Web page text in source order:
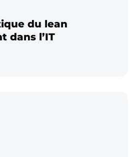
du lean
dans l’IT